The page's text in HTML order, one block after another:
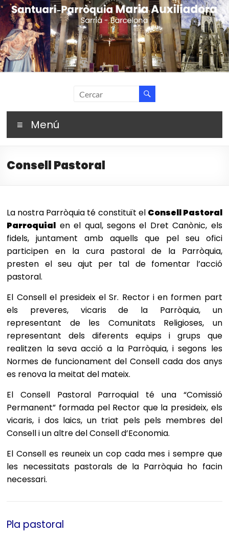
Skip
to
content
Santuari Parròquia
Maria Auxiliadora –
Sarrià (Barcelona)
Fent camí amb Maria
Menú
Consell Pastoral
La nostra Parròquia té constituït el Consell Pastoral
Parroquial en el qual, segons el Dret Canònic, els
fidels, juntament amb aquells que pel seu ofici
participen en la cura pastoral de la Parròquia,
presten el seu ajut per tal de fomentar l’acció
pastoral.
El Consell el presideix el Sr. Rector i en formen part
els preveres, vicaris de la Parròquia, un
representant de les Comunitats Religioses, un
representant dels diferents equips i grups que
realitzen la seva acció a la Parròquia, i segons les
Normes de funcionament del Consell cada dos anys
es renova la meitat del mateix.
El Consell Pastoral Parroquial té una “Comissió
Permanent” formada pel Rector que la presideix, els
vicaris, i dos laics, un triat pels pels membres del
Consell i un altre del Consell d’Economia.
El Consell es reuneix un cop cada mes i sempre que
les necessitats pastorals de la Parròquia ho facin
necessari.
Pla pastoral